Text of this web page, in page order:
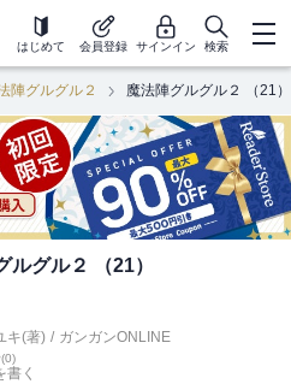
はじめて 会員登録 サインイン 検索
陣グルグル２ 魔法陣グルグル２ （21）
ルグル２ （21）
キ(著) / ガンガンONLINE
(0)
書く